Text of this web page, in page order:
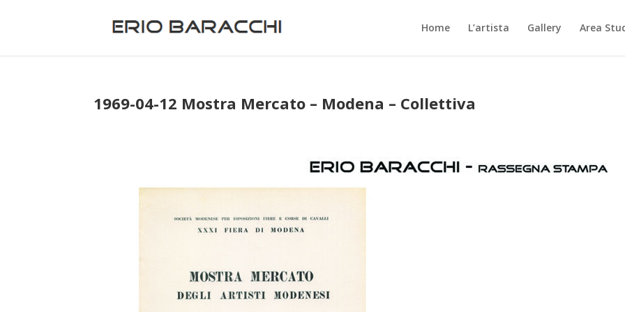
Home L’artista Gallery Area
1969-04-12 Mostra Mercato – Modena – Collettiva